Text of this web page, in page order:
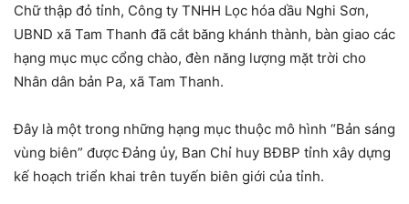
Chữ thập đỏ tỉnh, Công ty TNHH Lọc hóa dầu Nghi Sơn,
UBND xã Tam Thanh đã cắt băng khánh thành, bàn giao các
hạng mục mục cổng chào, đèn năng lượng mặt trời cho
Nhân dân bản Pa, xã Tam Thanh.
Đây là một trong những hạng mục thuộc mô hình “Bản sáng
vùng biên” được Đảng ủy, Ban Chỉ huy BĐBP tỉnh xây dựng
kế hoạch triển khai trên tuyến biên giới của tỉnh.